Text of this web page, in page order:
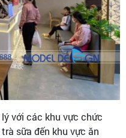
với các khu vực chức
sữa đến khu vực ăn